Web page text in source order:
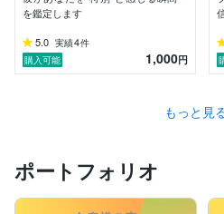
♦ 直感霊感によるリーディング
「今、あなたに必要な答え」
を読み解きます
✅ 恋愛・復縁・片想い・複雑な
一緒に見つけていきましょう。
を鑑定します
5.0 実績4件
購入可能
1,000円
もっと見
ポートフォリオ